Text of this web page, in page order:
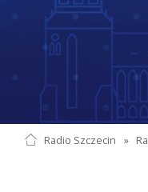
Radio Szczecin »